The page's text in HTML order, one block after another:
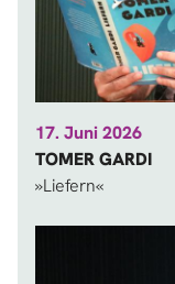
17. Juni 2026
TOMER GARDI
»Liefern«